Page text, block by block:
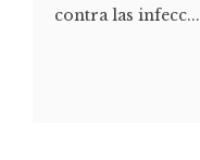
contra las infecc...